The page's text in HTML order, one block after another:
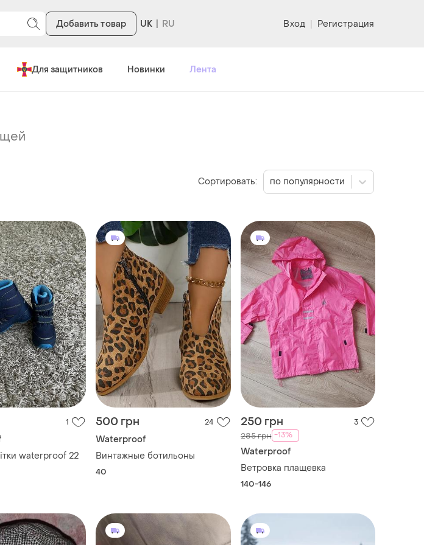
Добавить товар UK Вход | Регистрация
Для защитников Новинки Лента
1
waterproof 22
500 грн 24
Waterproof
Винтажные ботильоны
40
250 грн 3
285 грн -13%
Waterproof
Ветровка плащевка
140-146
Сортировать: по популярности